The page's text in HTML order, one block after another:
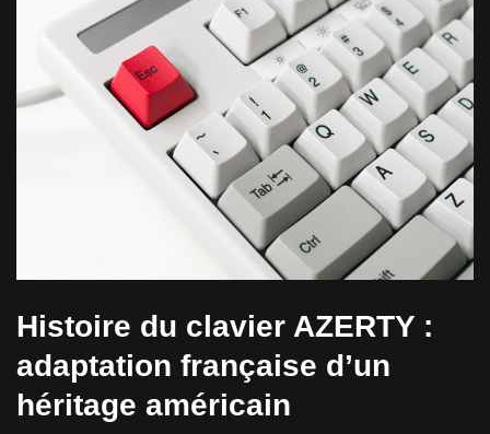
Histoire du clavier AZERTY :
adaptation française d’un
héritage américain